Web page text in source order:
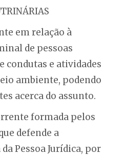
em relação à
de pessoas
condutas e atividades
ambiente, podendo
acerca do assunto.
formada pelos
defende a
Pessoa Jurídica, por